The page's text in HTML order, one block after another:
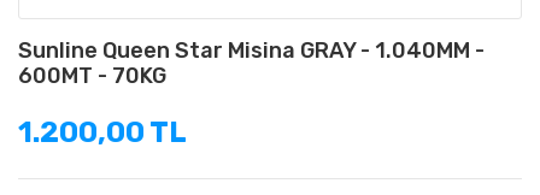
Sunline Queen Star Misina GRAY - 1.040MM -
600MT - 70KG
1.200,00 TL